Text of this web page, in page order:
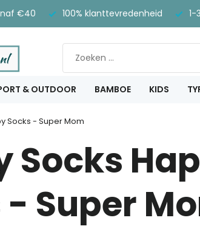
€40 100% klanttevredenheid 1-
& OUTDOOR BAMBOE KIDS
Socks - Super Mom
Socks
- Super